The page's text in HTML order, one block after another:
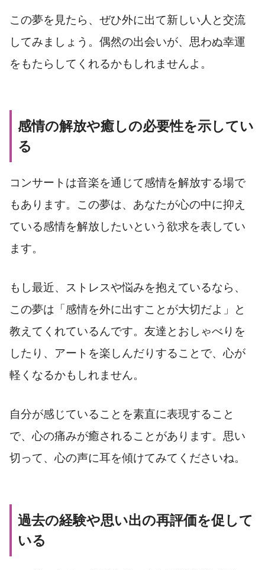
この夢を見たら、ぜひ外に出て新しい人と交流
してみましょう。偶然の出会いが、思わぬ幸運
をもたらしてくれるかもしれませんよ。
感情の解放や癒しの必要性を示してい
る
コンサートは音楽を通じて感情を解放する場で
もあります。この夢は、あなたが心の中に抑え
ている感情を解放したいという欲求を表してい
ます。
もし最近、ストレスや悩みを抱えているなら、
この夢は「感情を外に出すことが大切だよ」と
教えてくれているんです。友達とおしゃべりを
したり、アートを楽しんだりすることで、心が
軽くなるかもしれません。
自分が感じていることを素直に表現すること
で、心の痛みが癒されることがあります。思い
切って、心の声に耳を傾けてみてくださいね。
過去の経験や思い出の再評価を促して
いる